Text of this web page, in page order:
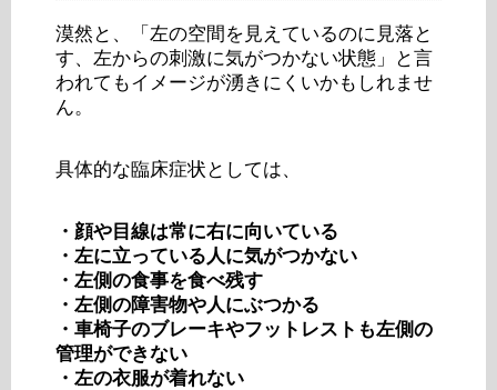
漠然と、「左の空間を見えているのに見落と
す、左からの刺激に気がつかない状態」と言
われてもイメージが湧きにくいかもしれませ
ん。
具体的な臨床症状としては、
・顔や目線は常に右に向いている
・左に立っている人に気がつかない
・左側の食事を食べ残す
・左側の障害物や人にぶつかる
・車椅子のブレーキやフットレストも左側の
管理ができない
・左の衣服が着れない